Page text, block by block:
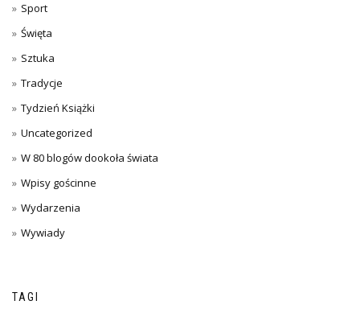
Sport
Święta
Sztuka
Tradycje
Tydzień Książki
Uncategorized
W 80 blogów dookoła świata
Wpisy gościnne
Wydarzenia
Wywiady
TAGI